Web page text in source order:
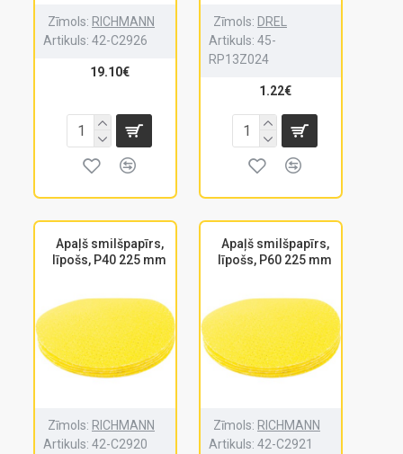
Zīmols: RICHMANN
Artikuls: 42-C2926
19.10€
Zīmols: DREL
Artikuls: 45-
RP13Z024
1.22€
Apaļš smilšpapīrs,
līpošs, P40 225 mm
Zīmols: RICHMANN
Artikuls: 42-C2920
Apaļš smilšpapīrs,
līpošs, P60 225 mm
Zīmols: RICHMANN
Artikuls: 42-C2921